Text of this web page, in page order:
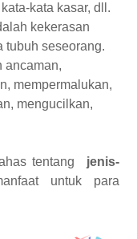
kata kasar, dll.
kekerasan
tubuh seseorang.
ancaman,
mempermalukan,
mengucilkan,
tentang jenis-
untuk para